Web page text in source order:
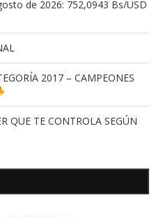
de 2026: 752,0943 Bs/USD
2017 – CAMPEONES
QUE TE CONTROLA SEGÚN